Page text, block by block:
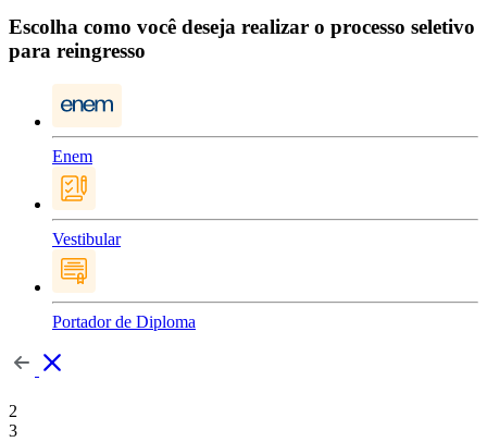
Escolha como você deseja realizar o processo seletivo
para reingresso
Enem
Vestibular
Portador de Diploma
2
3